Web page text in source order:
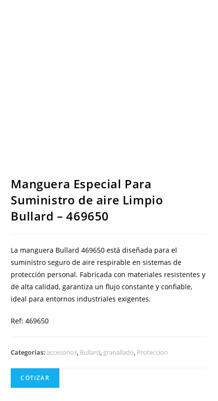
Manguera Especial Para
Suministro de aire Limpio
Bullard – 469650
La manguera Bullard 469650 está diseñada para el
suministro seguro de aire respirable en sistemas de
protección personal. Fabricada con materiales resistentes y
de alta calidad, garantiza un flujo constante y confiable,
ideal para entornos industriales exigentes.
Ref: 469650
Categorías:accesorios, Bullard, granallado, Proteccion
COTIZAR